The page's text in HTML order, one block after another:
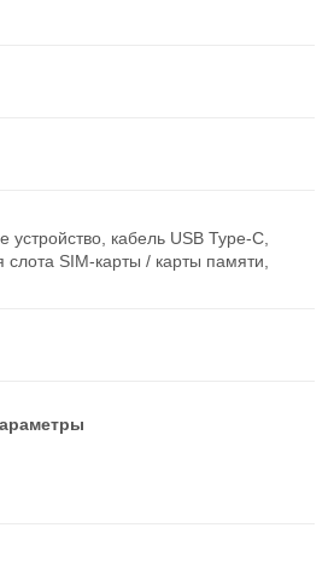
устройство, кабель USB Type-C,
слота SIM-карты / карты памяти,